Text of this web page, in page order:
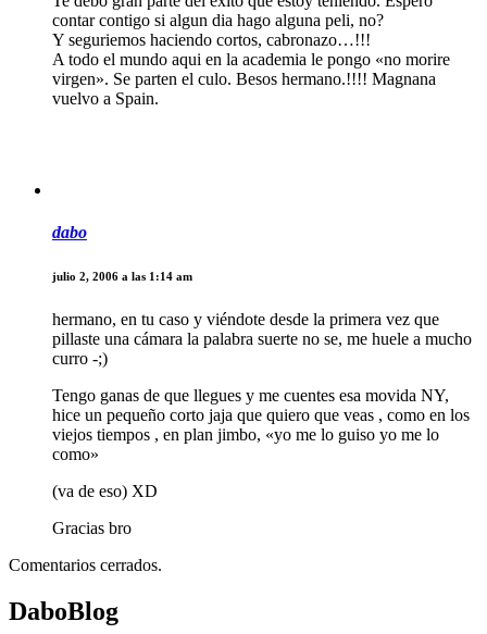
contar contigo si algun dia hago alguna peli, no?
Y seguriemos haciendo cortos, cabronazo…!!!
A todo el mundo aqui en la academia le pongo «no morire
virgen». Se parten el culo. Besos hermano.!!!! Magnana
vuelvo a Spain.
dabo
julio 2, 2006 a las 1:14 am
hermano, en tu caso y viéndote desde la primera vez que
pillaste una cámara la palabra suerte no se, me huele a mucho
curro -;)
Tengo ganas de que llegues y me cuentes esa movida NY,
hice un pequeño corto jaja que quiero que veas , como en los
viejos tiempos , en plan jimbo, «yo me lo guiso yo me lo
como»
(va de eso) XD
Gracias bro
Comentarios cerrados.
DaboBlog